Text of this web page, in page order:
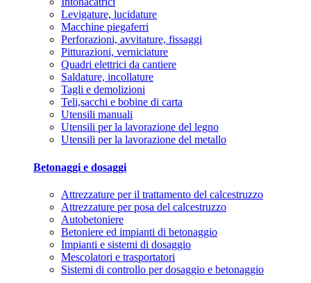
Levigature, lucidature
Macchine piegaferri
Perforazioni, avvitature, fissaggi
Pitturazioni, verniciature
Quadri elettrici da cantiere
Saldature, incollature
Tagli e demolizioni
Teli,sacchi e bobine di carta
Utensili manuali
Utensili per la lavorazione del legno
Utensili per la lavorazione del metallo
Betonaggi e dosaggi
Attrezzature per il trattamento del calcestruzzo
Attrezzature per posa del calcestruzzo
Autobetoniere
Betoniere ed impianti di betonaggio
Impianti e sistemi di dosaggio
Mescolatori e trasportatori
Sistemi di controllo per dosaggio e betonaggio